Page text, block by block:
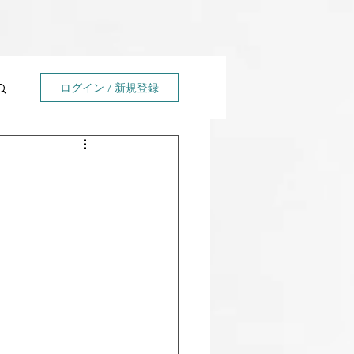
ログイン / 新規登録